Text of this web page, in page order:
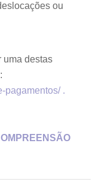
ou
uma destas
pagamentos/ .